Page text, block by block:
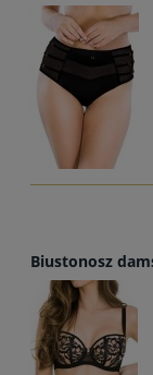
Biustonosz